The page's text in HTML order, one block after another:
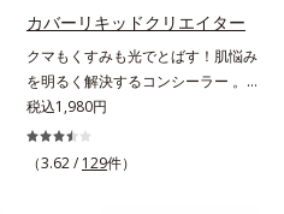
カバーリキッドクリエイター
クマもくすみも光でとばす！肌悩み
を明るく解決するコンシーラー 。
クマやくすみ(*)、年齢肌の抱えるお
悩みを、光で飛ばしてカバーするコ
ンシーラーです。黄ぐすみをカバー
税込1,980円
（3.62 / 129件）